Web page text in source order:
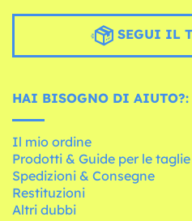
SEGUI IL
HAI BISOGNO DI AIUTO?:
Il mio ordine
Prodotti & Guide per le taglie
Spedizioni & Consegne
Restituzioni
Altri dubbi